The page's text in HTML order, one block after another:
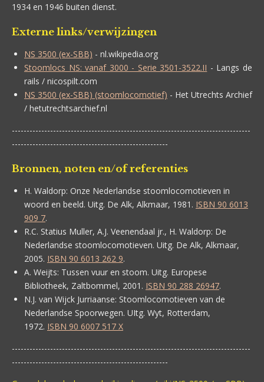
1934 en 1946 buiten dienst.
Externe links/verwijzingen
NS 3500 (ex-SBB) - nl.wikipedia.org
Stoomlocs NS: vanaf 3000 - Serie 3501-3522.II - Langs de
rails / nicospilt.com
NS 3500 (ex-SBB) (stoomlocomotief) - Het Utrechts Archief
/ hetutrechtsarchief.nl
---------------------------------------------------------------------------------
-----------------------------------------------------
Bronnen, noten en/of referenties
H. Waldorp: Onze Nederlandse stoomlocomotieven in
woord en beeld. Uitg. De Alk, Alkmaar, 1981. ISBN 90 6013
909 7.
R.C. Statius Muller, A.J. Veenendaal jr., H. Waldorp: De
Nederlandse stoomlocomotieven. Uitg. De Alk, Alkmaar,
2005. ISBN 90 6013 262 9.
A. Weijts: Tussen vuur en stoom. Uitg. Europese
Bibliotheek, Zaltbommel, 2001. ISBN 90 288 26947.
N.J. van Wijck Jurriaanse: Stoomlocomotieven van de
Nederlandse Spoorwegen. UItg. Wyt, Rotterdam,
1972. ISBN 90 6007 517 X
---------------------------------------------------------------------------------
-----------------------------------------------------